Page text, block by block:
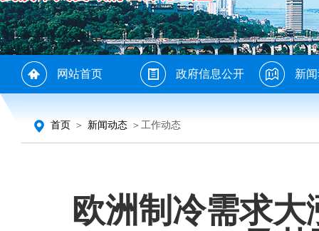
网站首页 政府信息公开 新
首页 ＞ 新闻动态 ＞工作动态
欧洲制冷需求